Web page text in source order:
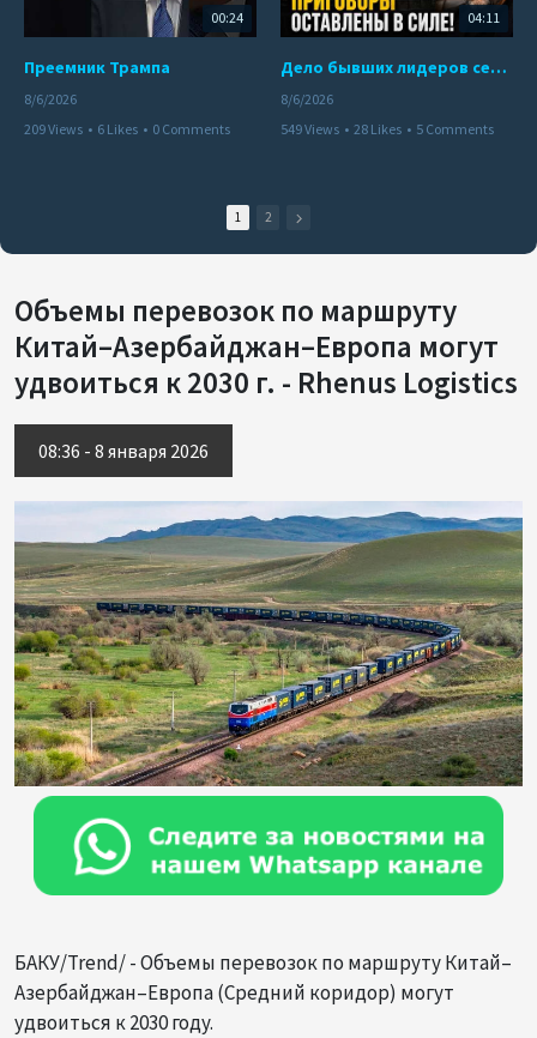
00:24
Преемник Трампа
8/6/2026
209 Views • 6 Likes • 0 Comments
04:11
Дело бывших лидеров сепаратистского режима в Карабахе
8/6/2026
549 Views • 28 Likes • 5 Comments
1 2
Объемы перевозок по маршруту
Китай–Азербайджан–Европа могут
удвоиться к 2030 г. - Rhenus Logistics
08:36 - 8 января 2026
БАКУ/Trend/ - Объемы перевозок по маршруту Китай–
Азербайджан–Европа (Средний коридор) могут
удвоиться к 2030 году.